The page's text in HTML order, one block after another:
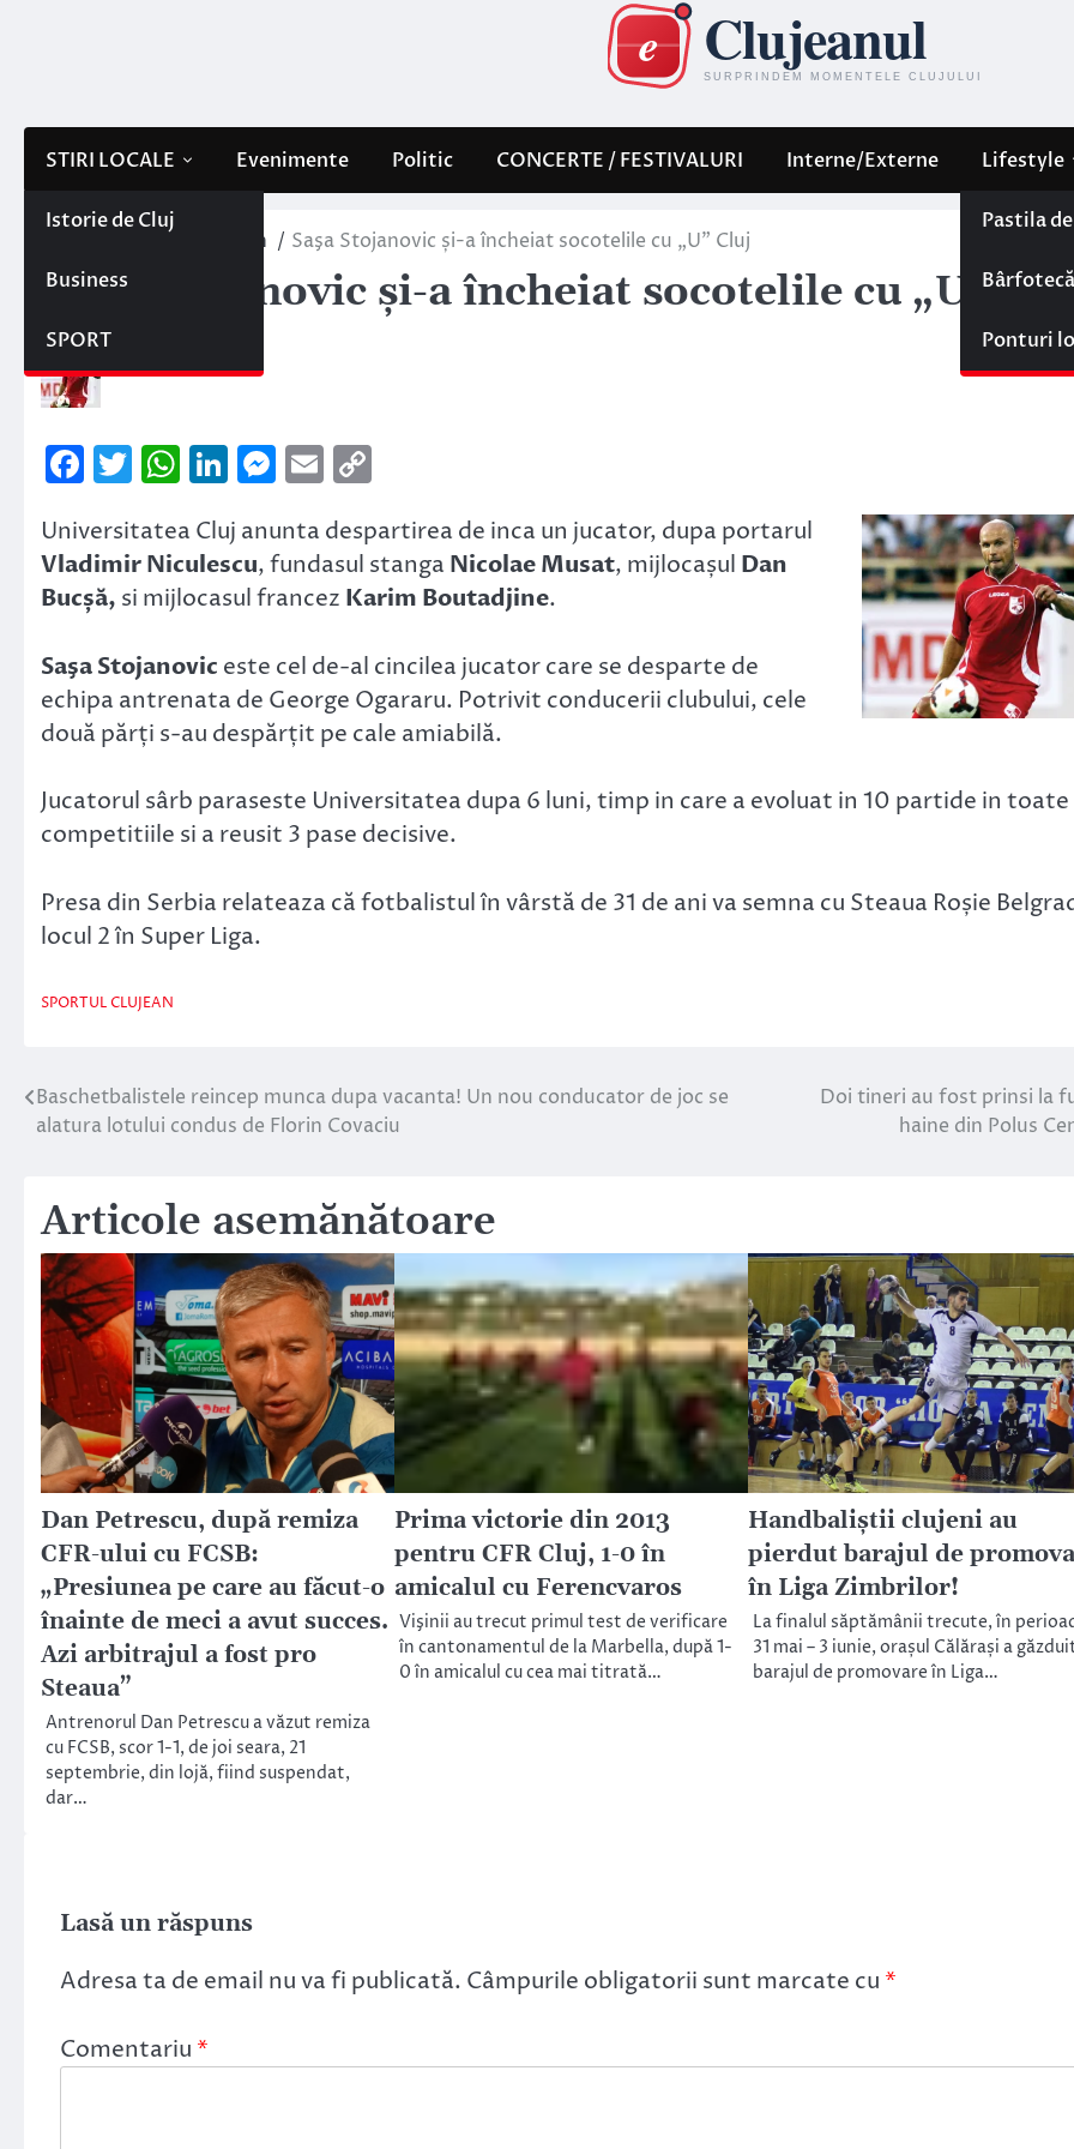
STIRI LOCALE
Istorie de Cluj
Business
SPORT
Evenimente Politic CONCERTE / FESTIVALURI Interne/Externe Lifestyle
Pastila
Bârfotecă
Ponturi
Sportul clujean Saşa Stojanovic și-a încheiat socotelile cu „U” Cluj
Saşa Stojanovic și-a încheiat socotelile cu „U”
6 ianuarie 2015
Facebook
Twitter
WhatsApp
LinkedIn
Messenger
Email
Universitatea Cluj anunta despartirea de inca un jucator, dupa portarul
Vladimir Niculescu, fundasul stanga Nicolae Musat, mijlocașul Dan
Bucșă, si mijlocasul francez Karim Boutadjine.
Saşa Stojanovic este cel de-al cincilea jucator care se desparte de
echipa antrenata de George Ogararu. Potrivit conducerii clubului, cele
două părți s-au despărțit pe cale amiabilă.
Jucatorul sârb paraseste Universitatea dupa 6 luni, timp in care a evoluat in 10 partide in toate
competitiile si a reusit 3 pase decisive.
Presa din Serbia relateaza că fotbalistul în vârstă de 31 de ani va semna cu Steaua Roșie
locul 2 în Super Liga.
SPORTUL CLUJEAN
Navigare
Baschetbalistele reincep munca dupa vacanta! Un nou conducator de joc se
alatura lotului condus de Florin Covaciu
Doi tineri au fost prinsi la
haine din Polus
Articole asemănătoare
Dan Petrescu, după remiza
CFR-ului cu FCSB:
„Presiunea pe care au făcut-o
înainte de meci a avut succes.
Azi arbitrajul a fost pro
Steaua”
Antrenorul Dan Petrescu a văzut remiza
cu FCSB, scor 1-1, de joi seara, 21
septembrie, din lojă, fiind suspendat,
dar…
Prima victorie din 2013
pentru CFR Cluj, 1-0 în
amicalul cu Ferencvaros
Vişinii au trecut primul test de verificare
în cantonamentul de la Marbella, după 1-
0 în amicalul cu cea mai titrată…
Handbaliştii clujeni au
pierdut barajul de
în Liga Zimbrilor!
La finalul săptămânii trecute, în
31 mai – 3 iunie, orașul Călărași a
barajul de promovare în Liga…
Lasă un răspuns
Adresa ta de email nu va fi publicată. Câmpurile obligatorii sunt marcate cu *
Comentariu *